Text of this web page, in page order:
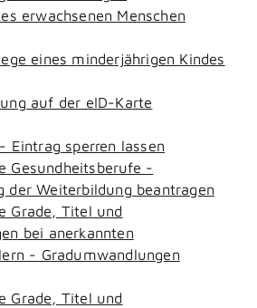
erwachsenen Menschen
eines minderjährigen Kindes
auf der eID-Karte
Eintrag sperren lassen
Gesundheitsberufe -
der Weiterbildung beantragen
Grade, Titel und
bei anerkannten
- Gradumwandlungen
Grade, Titel und